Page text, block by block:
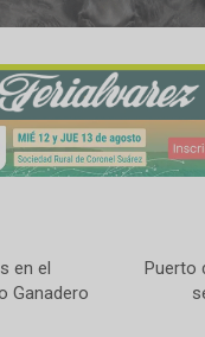
en el
Ganadero
Puerto